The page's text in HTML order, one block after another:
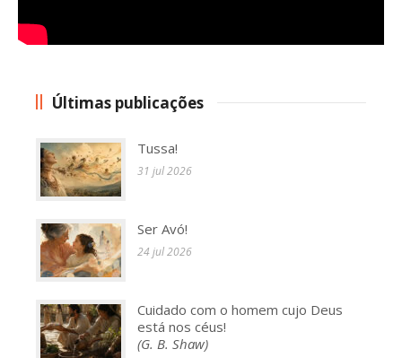
Últimas publicações
Tussa!
31 jul 2026
Ser Avó!
24 jul 2026
Cuidado com o homem cujo Deus
está nos céus!
(G. B. Shaw)